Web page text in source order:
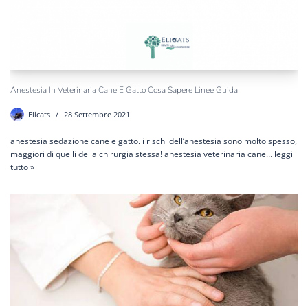
Anestesia In Veterinaria Cane E Gatto Cosa Sapere Linee Guida
Elicats 28 Settembre 2021
anestesia sedazione cane e gatto. i rischi dell’anestesia sono molto spesso,
maggiori di quelli della chirurgia stessa! anestesia veterinaria cane… leggi
tutto »